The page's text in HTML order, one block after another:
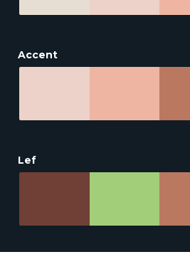
Accent
Lef